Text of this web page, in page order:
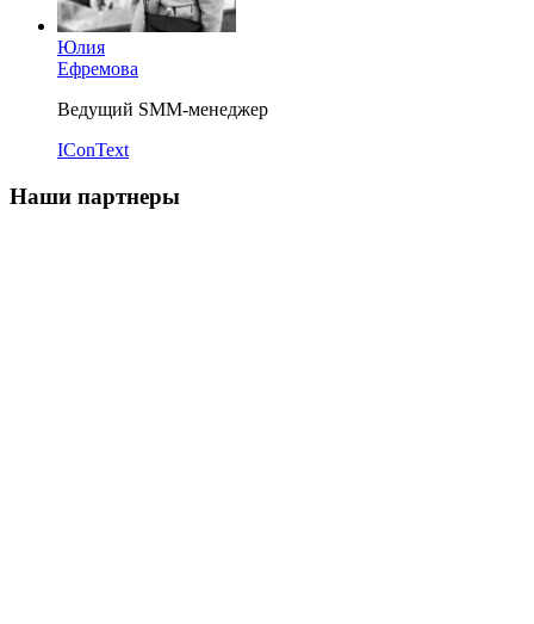
Юлия
Ефремова
Ведущий SMM-менеджер
IConText
Наши партнеры